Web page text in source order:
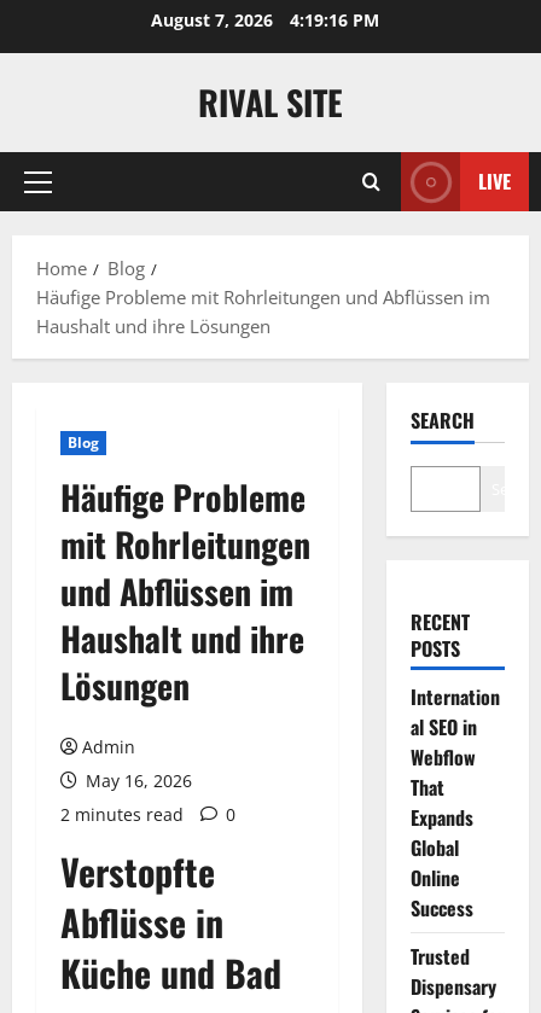
August 7, 2026 4:19:17 PM
RIVAL SITE
Primary
LIVE
Home
Blog
Häufige Probleme mit Rohrleitungen und Abflüssen im
Haushalt und ihre Lösungen
Blog
Häufige Probleme
mit Rohrleitungen
und Abflüssen im
Haushalt und ihre
Lösungen
Admin
May 16, 2026
2 minutes read
0
Verstopfte
Abflüsse in
Küche und Bad
SEARCH
RECENT
POSTS
Internation
al SEO in
Webflow
That
Expands
Global
Online
Success
Trusted
Dispensary